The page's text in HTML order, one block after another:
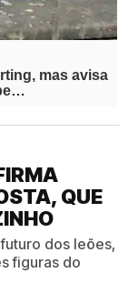
QUE
dos leões,
figuras do